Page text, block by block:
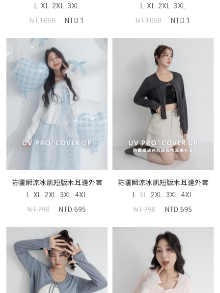
L XL 2XL 3XL
NT.1050
NTD.1
L XL 2XL 3XL
NT.1050
NTD.1
防曬瞬涼冰肌短版木耳邊外套
L XL 2XL 3XL 4XL
NT.790
NTD.695
防曬瞬涼冰肌短版木耳邊外套
L XL 2XL 3XL 4XL
NT.790
NTD.695